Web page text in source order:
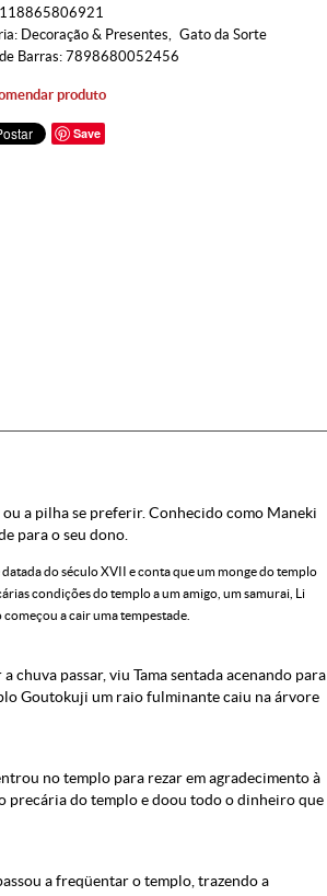
Decoração & Presentes
Gato da Sorte
Barras: 7898680052456
produto
Save
a pilha se preferir. Conhecido como Maneki
para o seu dono.
do século XVII e conta que um monge do templo
condições do templo a um amigo, um samurai, Li
a cair uma tempestade.
chuva passar, viu Tama sentada acenando para
Goutokuji um raio fulminante caiu na árvore
no templo para rezar em agradecimento à
precária do templo e doou todo o dinheiro que
a freqüentar o templo, trazendo a